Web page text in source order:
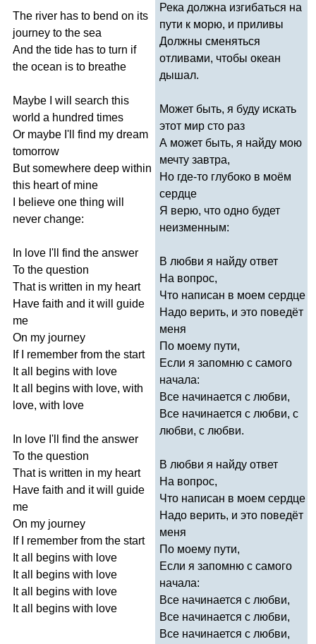
The river has to bend on its
journey to the sea
And the tide has to turn if
the ocean is to breathe
Maybe will search this
world a hundred times
Or maybe I'll find my dream
tomorrow
But somewhere deep within
this heart of mine
believe one thing will
never change:
In love I'll find the answer
To the question
That is written in my heart
Have faith and it will
guide
me
On my journey
If
remember from the start
It all begins with love
It all begins with love, with
love, with love
In love I'll find the answer
To the question
That is written in my heart
Have faith and it will
guide
me
On my journey
If
remember from the start
It all begins with love
It all begins with love
It all begins with love
It all begins with love
Река должна изгибаться на
пути к морю, и приливы
Должны сменяться
отливами, чтобы океан
дышал.
Может быть, я буду искать
этот мир сто раз
А может быть, я найду мою
мечту завтра,
Но где-то глубоко в моём
сердце
Я верю, что одно будет
неизменным:
В любви я найду ответ
На вопрос,
Что написан в моем сердце
Надо верить, и это поведёт
меня
По моему пути,
Если я запомню с самого
начала:
Все начинается с любви,
Все начинается с любви, с
любви, с любви.
В любви я найду ответ
На вопрос,
Что написан в моем сердце
Надо верить, и это поведёт
меня
По моему пути,
Если я запомню с самого
начала:
Все начинается с любви,
Все начинается с любви,
Все начинается с любви,